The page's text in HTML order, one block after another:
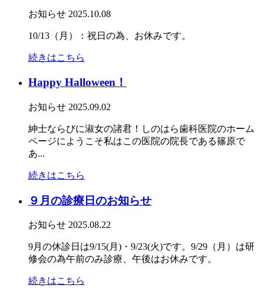
お知らせ 2025.10.08
10/13（月）：祝日の為、お休みです。
続きはこちら
Happy Halloween！
お知らせ 2025.09.02
紳士ならびに淑女の諸君！しのはら歯科医院のホーム
ページにようこそ私はこの医院の院長である篠原で
あ...
続きはこちら
９月の診療日のお知らせ
お知らせ 2025.08.22
9月の休診日は9/15(月)・9/23(火)です。9/29（月）は研
修会の為午前のみ診療、午後はお休みです。
続きはこちら